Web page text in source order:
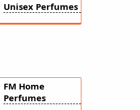
Unisex Perfumes
FM Home
Perfumes